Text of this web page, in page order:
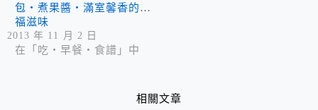
包‧煮果醬‧滿室馨香的幸
福滋味
2013 年 11 月 2 日
在「吃‧早餐‧食譜」中
相關文章